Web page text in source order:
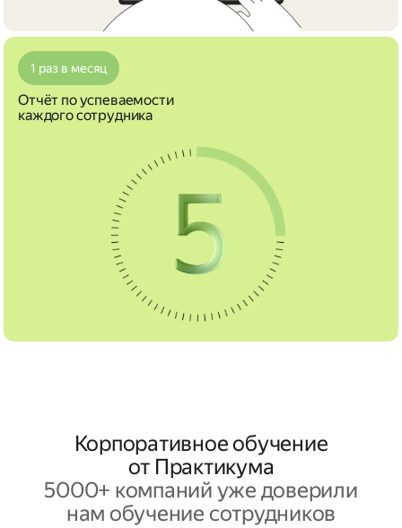
1 раз в месяц
Отчёт по успеваемости
каждого сотрудника
Корпоративное обучение
от Практикума
5000+ компаний уже доверили
нам обучение сотрудников